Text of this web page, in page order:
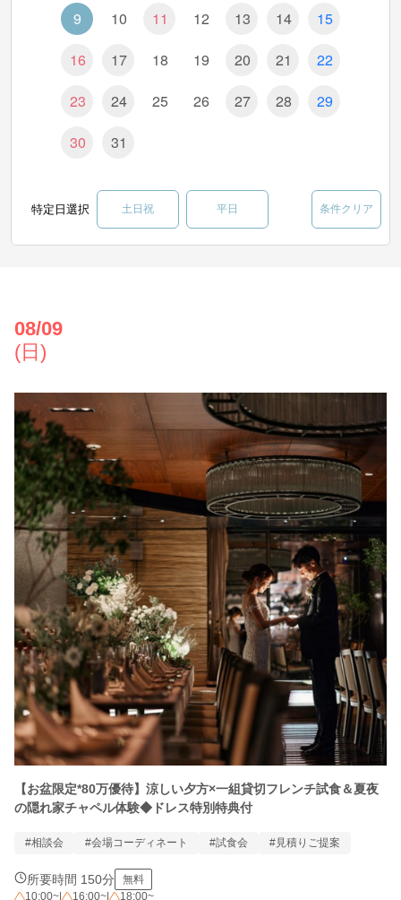
9
10 11 12 13 14
15
16
17 18 19 20 21
22
23
24 25 26 27 28
29
30
31
特定日選択 土日祝 平日 条件クリア
08/09
(日)
【お盆限定*80万優待】涼しい夕方×一組貸切フレンチ試食＆夏夜
の隠れ家チャペル体験◆ドレス特別特典付
#相談会 #会場コーディネート #試食会 #見積りご提案
所要時間 150分
無料
10:00~
16:00~ 18:00~